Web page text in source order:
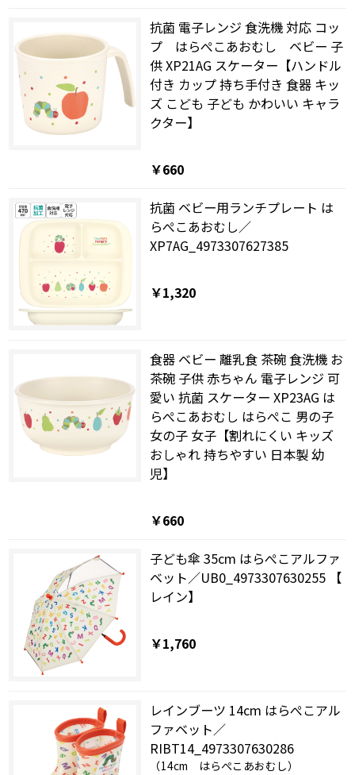
抗菌 電子レンジ 食洗機 対応 コッ
プ はらぺこあおむし ベビー 子
供 XP21AG スケーター【ハンドル
付き カップ 持ち手付き 食器 キッ
ズ こども 子ども かわいい キャラ
クター】
￥660
抗菌 ベビー用ランチプレート は
らぺこあおむし／
XP7AG_4973307627385
￥1,320
食器 ベビー 離乳食 茶碗 食洗機 お
茶碗 子供 赤ちゃん 電子レンジ 可
愛い 抗菌 スケーター XP23AG は
らぺこあおむし はらぺこ 男の子
女の子 女子【割れにくい キッズ
おしゃれ 持ちやすい 日本製 幼
児】
￥660
子ども傘 35cm はらぺこアルファ
ベット／UB0_4973307630255 【
レイン】
￥1,760
レインブーツ 14cm はらぺこアル
ファベット／
RIBT14_4973307630286
（14cm はらぺこあおむし）